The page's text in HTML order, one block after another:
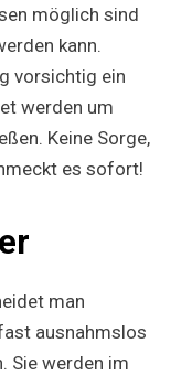
möglich sind
kann.
vorsichtig ein
werden um
Keine Sorge,
es sofort!
man
ausnahmslos
Sie werden im